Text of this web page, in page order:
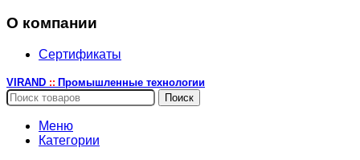
О компании
Сертификаты
VIRAND :: Промышленные технологии
Поиск
Меню
Категории